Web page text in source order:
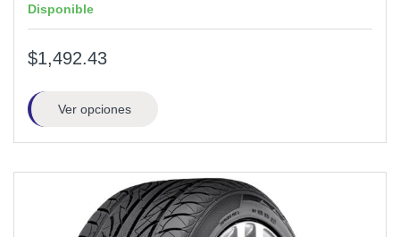
Disponible
$1,492.43
Ver opciones